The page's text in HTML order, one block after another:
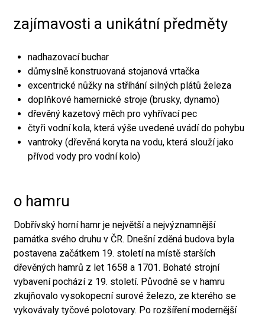
zajímavosti a unikátní předměty
nadhazovací buchar
důmyslně konstruovaná stojanová vrtačka
excentrické nůžky na stříhání silných plátů železa
doplňkové hamernické stroje (brusky, dynamo)
dřevěný kazetový měch pro vyhřívací pec
čtyři vodní kola, která výše uvedené uvádí do pohybu
vantroky (dřevěná koryta na vodu, která slouží jako
přívod vody pro vodní kolo)
o hamru
Dobřívský horní hamr je největší a nejvýznamnější
památka svého druhu v ČR. Dnešní zděná budova byla
postavena začátkem 19. století na místě starších
dřevěných hamrů z let 1658 a 1701. Bohaté strojní
vybavení pochází z 19. století. Původně se v hamru
zkujňovalo vysokopecní surové železo, ze kterého se
vykovávaly tyčové polotovary. Po rozšíření modernější